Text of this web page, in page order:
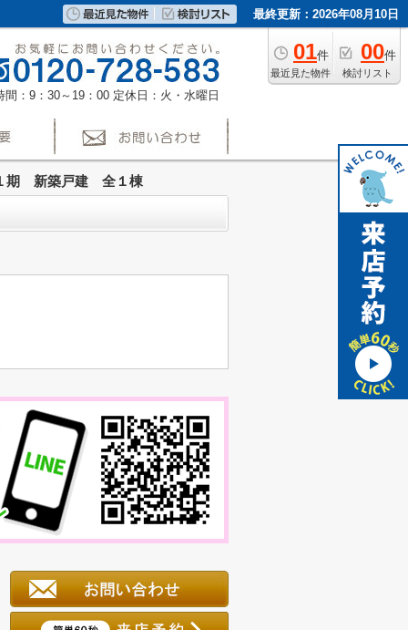
最終更新：2026年08月10日
01件
最近見た物件
00件
検討リスト
間：9：30～19：00 定休日：火・水曜日
期 新築戸建 全１棟